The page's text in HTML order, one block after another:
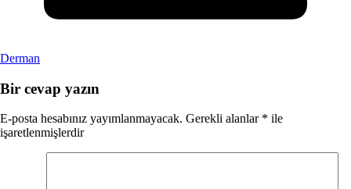
Derman
Bir cevap yazın
E-posta hesabınız yayımlanmayacak. Gerekli alanlar * ile
işaretlenmişlerdir